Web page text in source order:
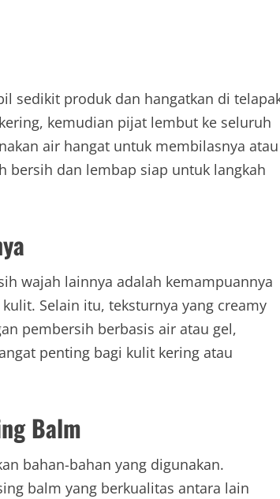
sedikit produk dan hangatkan di
kemudian pijat lembut ke seluruh
air hangat untuk membilasnya atau
bersih dan lembap siap untuk langkah
wajah lainnya adalah kemampuannya
Selain itu, teksturnya yang creamy
pembersih berbasis air atau gel,
penting bagi kulit kering atau
Balm
bahan-bahan yang digunakan.
balm yang berkualitas antara lain